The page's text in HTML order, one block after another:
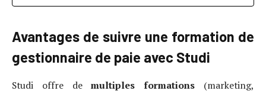
Avantages de suivre une formation de
gestionnaire de paie avec Studi
Studi offre demultiples formations (marketing,